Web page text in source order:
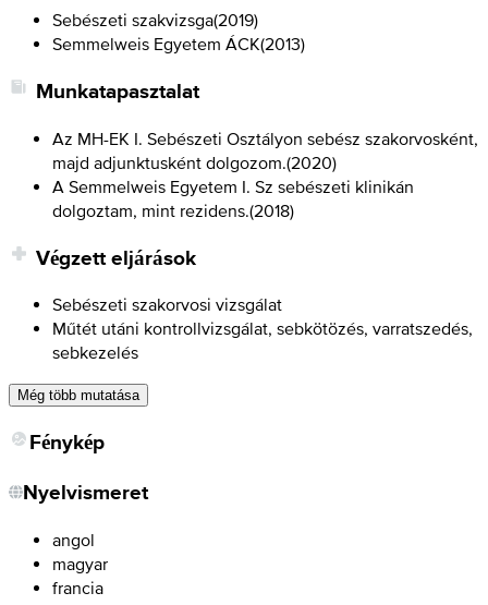
Sebészeti szakvizsga(2019)
Semmelweis Egyetem ÁCK(2013)
Munkatapasztalat
Az MH-EK I. Sebészeti Osztályon sebész szakorvosként,
majd adjunktusként dolgozom.(2020)
A Semmelweis Egyetem I. Sz sebészeti klinikán
dolgoztam, mint rezidens.(2018)
Végzett eljárások
Sebészeti szakorvosi vizsgálat
Műtét utáni kontrollvizsgálat, sebkötözés, varratszedés,
sebkezelés
Még több mutatása
Fénykép
Nyelvismeret
angol
magyar
francia